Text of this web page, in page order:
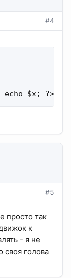
#4
$x; ?></
#5
просто так
к
- я не
своя голова